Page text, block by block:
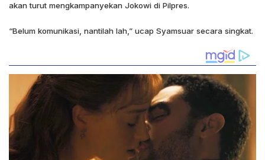
akan turut mengkampanyekan Jokowi di Pilpres.
“Belum komunikasi, nantilah lah,” ucap Syamsuar secara singkat.